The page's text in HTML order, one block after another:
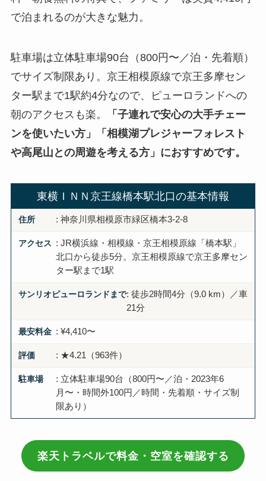
で泊まれるのが大きな魅力。
駐車場は立体駐車場90台（800円〜／泊・先着順）
でサイズ制限あり。京王相模原線で京王多摩セン
ター駅まで1駅約4分なので、ピューロランドへの
朝のアクセスも楽。
「子連れで安心の大手チェー
ンを使いたい方」「相模湖プレジャーフォレスト
や高尾山との周遊を考える方」におすすめです。
東横ＩＮＮ京王線橋本駅北口の基本情報
住所 : 神奈川県相模原市緑区橋本3-2-8
アクセス : JR横浜線・相模線・京王相模原線「橋本駅」
北口から徒歩5分。京王相模原線で京王多摩セン
ター駅まで1駅
サンリオピューロランドまで: 徒歩2時間4分（9.0 km）／車
21分
最安料金 : ¥4,410〜
評価 : ★4.21（963件）
駐車場
: 立体駐車場90台（800円〜／泊・2023年6
月〜・時間外100円／時間・先着順・サイズ制
限あり）
楽天トラベルで料金・空室を確認する